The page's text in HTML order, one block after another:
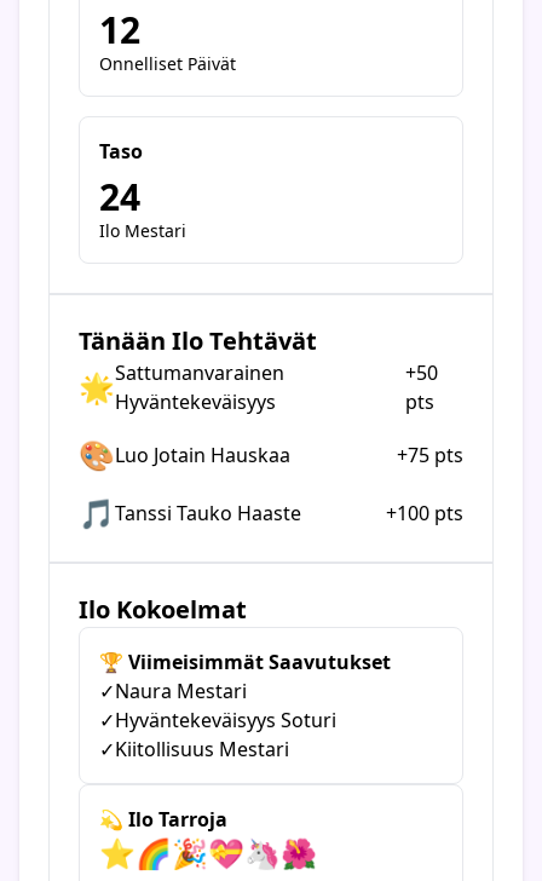
12
Onnelliset Päivät
Taso
24
Ilo Mestari
Tänään Ilo Tehtävät
🌟Sattumanvarainen
Hyväntekeväisyys
+50
pts
🎨Luo Jotain Hauskaa +75 pts
🎵 Tanssi Tauko Haaste +100 pts
Ilo Kokoelmat
🏆 Viimeisimmät Saavutukset
✓Naura Mestari
✓Hyväntekeväisyys Soturi
✓Kiitollisuus Mestari
💫 Ilo Tarroja
⭐🌈🎉💝🦄🌺